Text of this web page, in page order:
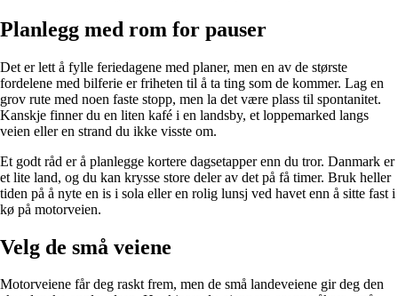
Planlegg med rom for pauser
Det er lett å fylle feriedagene med planer, men en av de største
fordelene med bilferie er friheten til å ta ting som de kommer. Lag en
grov rute med noen faste stopp, men la det være plass til spontanitet.
Kanskje finner du en liten kafé i en landsby, et loppemarked langs
veien eller en strand du ikke visste om.
Et godt råd er å planlegge kortere dagsetapper enn du tror. Danmark er
et lite land, og du kan krysse store deler av det på få timer. Bruk heller
tiden på å nyte en is i sola eller en rolig lunsj ved havet enn å sitte fast i
kø på motorveien.
Velg de små veiene
Motorveiene får deg raskt frem, men de små landeveiene gir deg den